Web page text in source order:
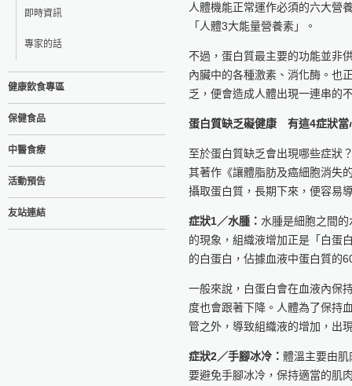
即時資訊
專家的話
健康飲食專區
保健食品
中醫食療
活動預告
友站連結
人體機能正常運作必須的六大營
「人體3大能量營養素」。
不過，蛋白質最主要的功能並非
內臟中的各種激素、消化酶。也
乏，便會造成人體出現一連串的
蛋白質缺乏礙健康 有這4症狀當
至於蛋白質缺乏會出現哪些症狀
其著作《讓體脂肪及癌細胞消失
攝取蛋白質，長期下來，便容易
症狀1／水腫： 水腫是細胞之間
的現象，組織液增加正是「白蛋
的白蛋白，佔據血液中蛋白質的
一般來說，白蛋白會在血液內保
度也會跟著下降。人體為了保持
管之外，導致組織液的增加，出
症狀2／手腳冰冷： 體溫主要由
要避免手腳冰冷，保持適當的肌